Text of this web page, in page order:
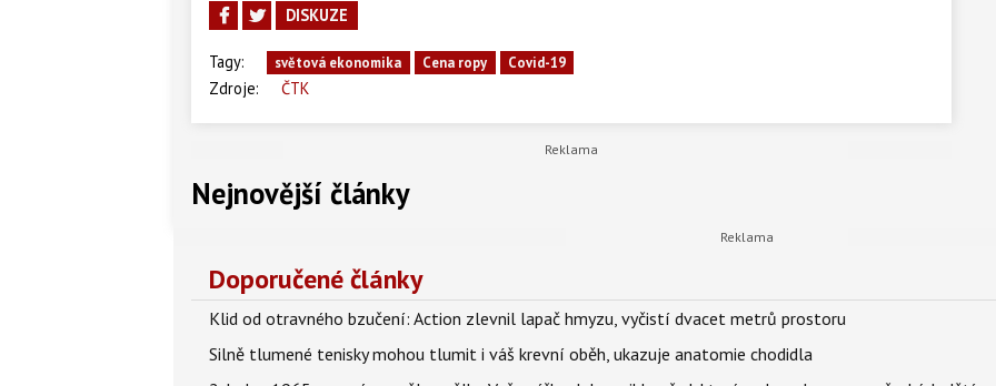
DISKUZE
Tagy: světová ekonomika Cena ropy Covid-19
Zdroje: ČTK
Nejnovější články
Doporučené články
Klid od otravného bzučení: Action zlevnil lapač hmyzu, vyčistí dvacet metrů prostoru
Silně tlumené tenisky mohou tlumit i váš krevní oběh, ukazuje anatomie chodidla